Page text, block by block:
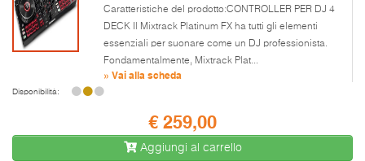
Caratteristiche del prodotto:CONTROLLER PER DJ 4
DECK Il Mixtrack Platinum FX ha tutti gli elementi
essenziali per suonare come un DJ professionista.
Fondamentalmente, Mixtrack Plat...
» Vai alla scheda
Disponibilità:
€ 259,00
Aggiungi al carrello